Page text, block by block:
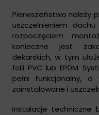
Pierwszeństwo należy
uszczelnieniem
rozpoczęciem
konieczne jest
dekarskich, w tym
folii PVC lub EPDM.
pełni funkcjonalny,
zainstalowane i
Instalacje techniczne